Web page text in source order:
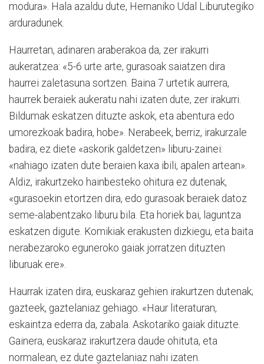
modura». Hala azaldu dute, Hernaniko Udal Liburutegiko
arduradunek.
Haurretan, adinaren araberakoa da, zer irakurri
aukeratzea: «5-6 urte arte, gurasoak saiatzen dira
haurrei zaletasuna sortzen. Baina 7 urtetik aurrera,
haurrek beraiek aukeratu nahi izaten dute, zer irakurri.
Bildumak eskatzen dituzte askok, eta abentura edo
umorezkoak badira, hobe». Nerabeek, berriz, irakurzale
badira, ez diete «askorik galdetzen» liburu-zainei:
«nahiago izaten dute beraien kaxa ibili, apalen artean».
Aldiz, irakurtzeko hainbesteko ohitura ez dutenak,
«gurasoekin etortzen dira, edo gurasoak beraiek datoz
seme-alabentzako liburu bila. Eta horiek bai, laguntza
eskatzen digute. Komikiak erakusten dizkiegu, eta baita
nerabezaroko eguneroko gaiak jorratzen dituzten
liburuak ere».
Haurrak izaten dira, euskaraz gehien irakurtzen dutenak;
gazteek, gaztelaniaz gehiago. «Haur literaturan,
eskaintza ederra da, zabala. Askotariko gaiak dituzte.
Gainera, euskaraz irakurtzera daude ohituta, eta
normalean, ez dute gaztelaniaz nahi izaten.